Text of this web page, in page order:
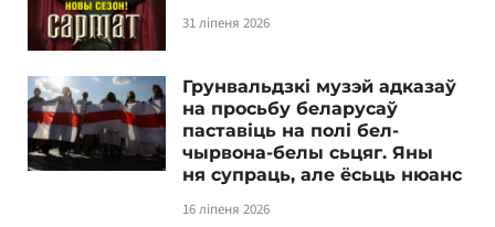
31 ліпеня 2026
Грунвальдзкі музэй адказаў
на просьбу беларусаў
паставіць на полі бел-
чырвона-белы сьцяг. Яны
ня супраць, але ёсьць нюанс
16 ліпеня 2026